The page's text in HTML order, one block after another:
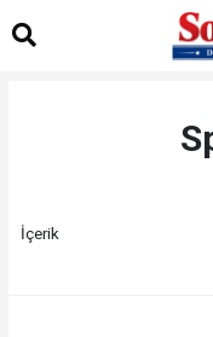
İçerik